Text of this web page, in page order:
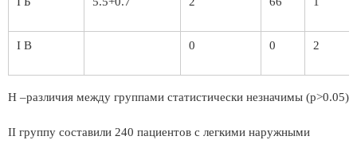
I В 0 0 2
Н –различия между группами статистически незначимы (р>0.05)
II группу составили 240 пациентов с легкими наружными